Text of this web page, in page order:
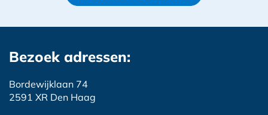
Bezoek adressen:
Bordewijklaan 74
2591 XR Den Haag